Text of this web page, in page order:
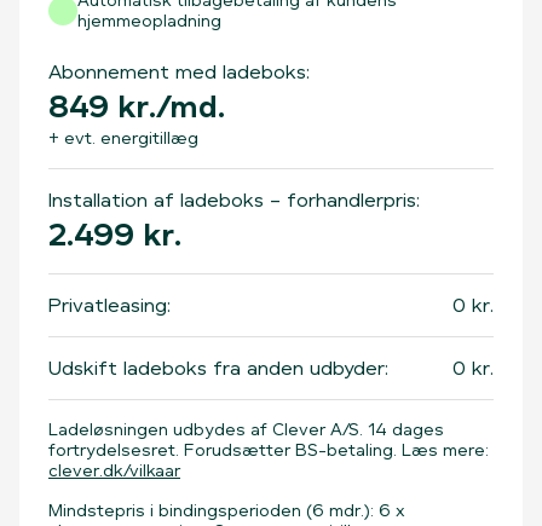
hjemmeopladning
Abonnement med ladeboks:
849 kr./md.
+ evt. energitillæg
Installation af ladeboks – forhandlerpris:
2.499 kr.
Privatleasing: 0 kr.
Udskift ladeboks fra anden udbyder: 0 kr.
Ladeløsningen udbydes af Clever A/S. 14 dages
fortrydelsesret. Forudsætter BS-betaling. Læs mere:
clever.dk/vilkaar
Mindstepris i bindingsperioden (6 mdr.): 6 x